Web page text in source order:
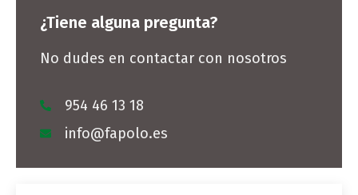
¿Tiene alguna pregunta?
No dudes en contactar con nosotros
954 46 13 18
info@fapolo.es